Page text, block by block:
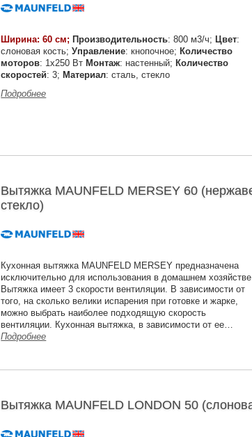
Ширина: 60 см; Производительность: 800 м3/ч; Цвет:
слоновая кость;Управление: кнопочное; Количество
моторов: 1х250 Вт Монтаж: настенный; Количество
скоростей: 3; Материал: сталь, стекло
Подробнее
Вытяжка MAUNFELD MERSEY 60
стекло)
Кухонная вытяжка MAUNFELD MERSEY предназначена
исключительно для использования в домашнем
Вытяжка имеет 3 скорости вентиляции. В зависимости от
того, на сколько велики испарения при готовке и жарке,
можно выбрать наиболее подходящую скорость
вентиляции. Кухонная вытяжка, в зависимости от ее…
Подробнее
Вытяжка MAUNFELD LONDON 50